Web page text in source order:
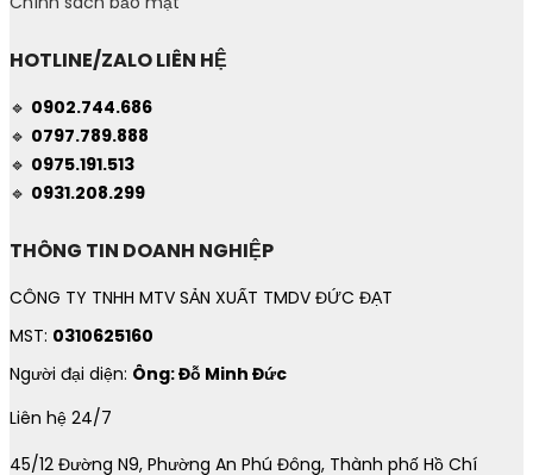
HOTLINE/ZALO LIÊN HỆ
🔹 0902.744.686
🔹 0797.789.888
🔹 0975.191.513
🔹 0931.208.299
THÔNG TIN DOANH NGHIỆP
CÔNG TY TNHH MTV SẢN XUẤT TMDV ĐỨC ĐẠT
MST: 0310625160
Người đại diện: Ông: Đỗ Minh Đức
Liên hệ 24/7
45/12 Đường N9, Phường An Phú Đông, Thành phố Hồ Chí